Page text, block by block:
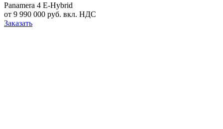
Panamera 4 E-Hybrid
от 9 990 000 руб. вкл. НДС
Заказать